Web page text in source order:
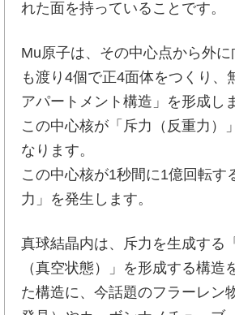
れた面を持っていることです。
Mu原子は、その中心点から外
も渡り4個で正4面体をつくり、
アパートメント構造」を形成し
この中心核が「斥力（反重力）
なります。
この中心核が1秒間に1億回転す
力」を発生します。
真球結晶内は、斥力を生成する
（真空状態）」を形成する構造
た構造に、今話題のフラーレン